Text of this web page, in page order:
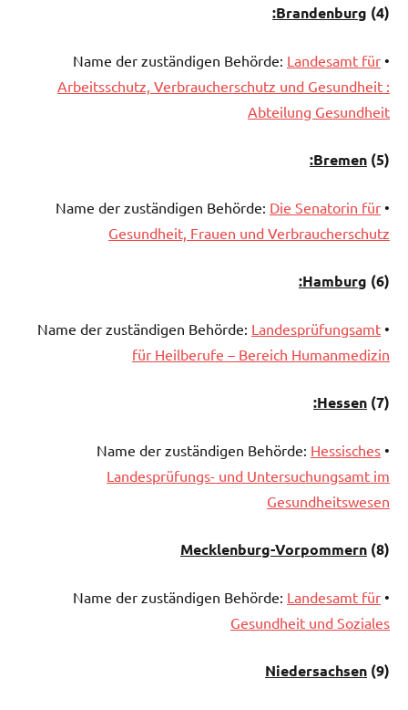
(4)
Brandenburg:
• Name der zuständigen Behörde:
Landesamt für
Arbeitsschutz, Verbraucherschutz und Gesundheit :
Abteilung Gesundheit
(5
)
Bremen:
• Name der zuständigen Behörde:
Die Senatorin für
Gesundheit, Frauen und Verbraucherschutz
(6
)
Hamburg:
• Name der zuständigen Behörde:
Landesprüfungsamt
für Heilberufe – Bereich Humanmedizin
(7)
Hessen:
• Name der zuständigen Behörde:
Hessisches
Landesprüfungs- und Untersuchungsamt im
Gesundheitswesen
(8
)
Mecklenburg-Vorpommern
• Name der zuständigen Behörde:
Landesamt für
Gesundheit und Soziales
(9
)
Niedersachsen